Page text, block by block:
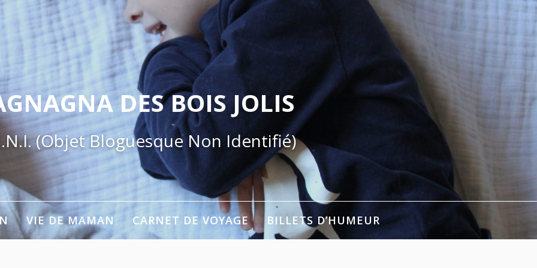
DES BOIS JOLIS
(Objet Bloguesque Non Identifié)
VIE DE MAMAN CARNET DE VOYAGE BILLETS D’HUMEUR